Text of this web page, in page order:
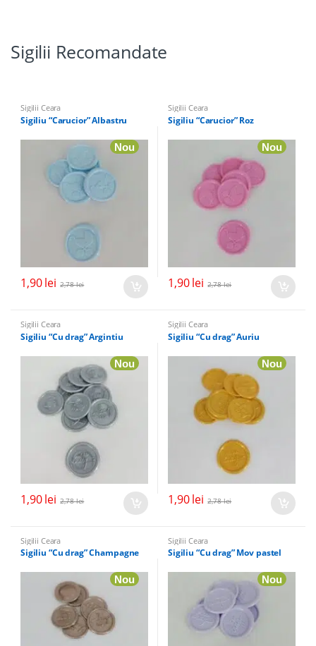
Sigilii Recomandate
Sigilii Ceara
Sigiliu “Carucior” Albastru
Nou
1,90lei 2,78lei
Sigilii Ceara
Sigiliu “Carucior” Roz
Nou
1,90lei 2,78lei
Sigilii Ceara
Sigiliu “Cu drag” Argintiu
Nou
1,90lei 2,78lei
Sigilii Ceara
Sigiliu “Cu drag” Auriu
Nou
1,90lei 2,78lei
Sigilii Ceara
Sigiliu “Cu drag” Champagne
Nou
Sigilii Ceara
Sigiliu “Cu drag” Mov pastel
Nou